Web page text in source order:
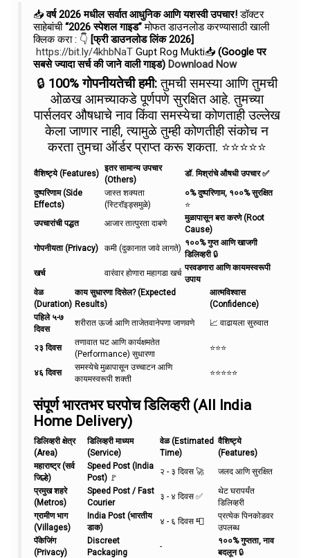
📥वर्ष 2026 मधील सर्वात आधुनिक आणि यशस्वी उपचार!डॉक्टर
साहेबांची“2026 स्पेशल गाइड”मोफत डाउनलोड करण्यासाठी खाली
क्लिक करा : 👇 [फ्री डाउनलोड लिंक 2026]
https://bit.ly/4khbNaT Gupt Rog Mukti📥 (Google पर
सबसे ज्यादा सर्च की जाने वाली गाइड) Download Now
🔒 100% गोपनीयतेची हमी:तुमची समस्या आणि तुमची
ओळख आमच्याकडे पूर्णपणे सुरक्षित आहे. तुमच्या
पार्सलवर औषधाचे नाव किंवा समस्येचा कोणताही उल्लेख
केला जाणार नाही, त्यामुळे तुम्ही कोणतीही संकोच न
करता तुमचा ऑर्डर प्राप्त करू शकता. ⭐⭐⭐⭐⭐
वैशिष्ट्ये (Features)
इतर सामान्य उपचार
(Others)
डॉ. मिश्रांचे औषधी उपचार ✅
दुष्परिणाम (Side
Effects)
जास्त शक्यता
(स्टिरॉइड्समुळे)
०% दुष्परिणाम, १००% सुरक्षित
⭐
उपचारांची पद्धत
आजार तात्पुरता दाबणे
मुळापासून बरा करणे (Root
Cause)
गोपनीयता (Privacy)
कमी (दुकानात जावे लागते)
१००% गुप्त आणि खाजगी
डिलिव्हरी🔒
खर्च
वारंवार होणारा महागडा खर्च
परवडणारा आणि कायमस्वरूपी
उपाय
वेळ
(Duration)
काय सुधारणा दिसेल? (Expected
Results)
आत्मविश्वास
(Confidence)
पहिले ५-७
दिवस
शरीरात ऊर्जा आणि ताजेतवानेपणा जाणवणे 📈 वाढायला सुरुवात
२३ दिवस
तणावात घट आणि कार्यक्षमतेत
(Performance) सुधारणा
⭐⭐⭐
४६ दिवस
समस्येचे मुळापासून उच्चाटन आणि
कायमस्वरूपी शक्ती
⭐⭐⭐⭐⭐
संपूर्ण भारतभर घरपोच डिलिव्हरी (All India
Home Delivery)
डिलिव्हरी क्षेत्र
(Area)
डिलिव्हरी माध्यम
(Service)
वेळ (Estimated
Time)
वैशिष्ट्ये
(Features)
महाराष्ट्र (सर्व
जिल्हे)
Speed Post (India
Post) 🚩
२ - ३ दिवस 🚀
जलद आणि सुरक्षित
प्रमुख शहरे
(Metros)
Speed Post / Fast
Courier
३ - ४ दिवस ✅
थेट घरापर्यंत
डिलिव्हरी
ग्रामीण भाग
(Villages)
India Post (भारतीय
डाक)
४ - ६ दिवस 📮
प्रत्येक पिनकोडवर
उपलब्ध
पॅकेजिंग
(Privacy)
Discreet
Packaging
-
१००% गुप्तता, नाव
बदलून🔒